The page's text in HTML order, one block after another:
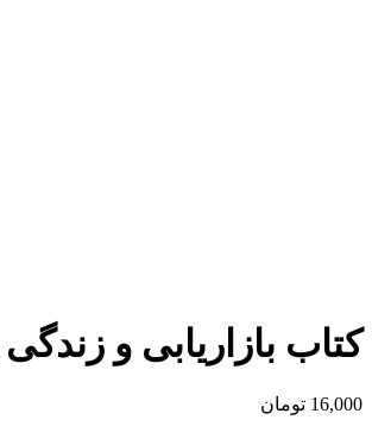
کتاب بازاریابی و
16,000 تومان